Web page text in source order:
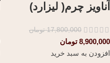
آناویز چرم( لیزارد)
17,800,000 تومان
8,900,000 تومان
افزودن به سبد خرید